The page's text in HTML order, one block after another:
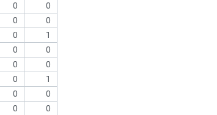
0 0
0
0
0
1
0
0
0 0
0
1
0
0
0 0